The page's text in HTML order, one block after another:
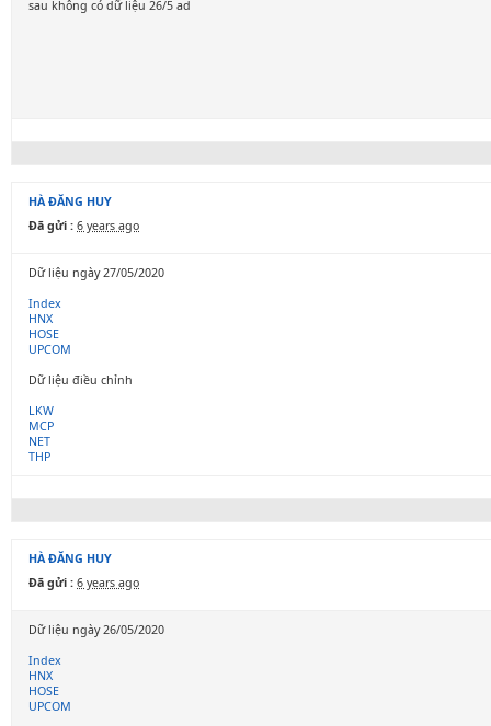
sau không có dữ liệu 26/5 ad
HÀ ĐĂNG HUY
Đã gửi : 6 years ago
Dữ liệu ngày 27/05/2020
Index
HNX
HOSE
UPCOM
Dữ liệu điều chỉnh
LKW
MCP
NET
THP
HÀ ĐĂNG HUY
Đã gửi : 6 years ago
Dữ liệu ngày 26/05/2020
Index
HNX
HOSE
UPCOM